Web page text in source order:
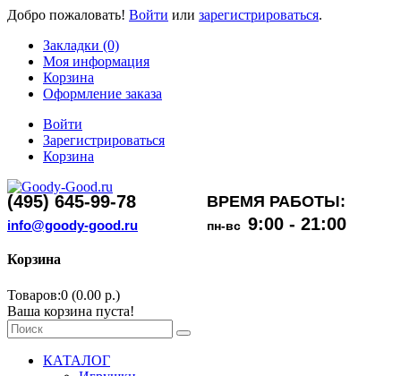
Добро пожаловать! Войти или зарегистрироваться.
Закладки (0)
Моя информация
Корзина
Оформление заказа
Войти
Зарегистрироваться
Корзина
(495) 645-99-78 ВРЕМЯ РАБОТЫ:
info@goody-good.ru пн-вс 9:00 - 21:00
Корзина
Товаров:0 (0.00 р.)
Ваша корзина пуста!
КАТАЛОГ